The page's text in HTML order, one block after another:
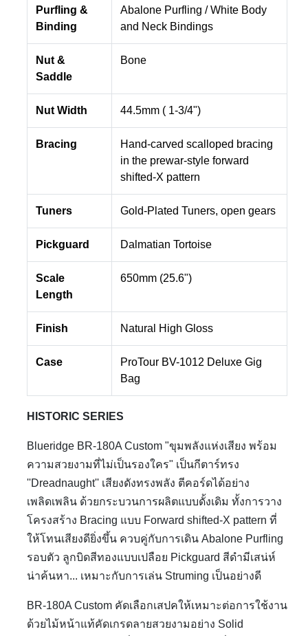
Purfling &
Binding
Abalone Purfling / White Body
and Neck Bindings
Nut &
Saddle
Bone
Nut Width 44.5mm ( 1-3/4")
Bracing
Hand-carved scalloped bracing
in the prewar-style forward
shifted-X pattern
Tuners Gold-Plated Tuners, open gears
Pickguard Dalmatian Tortoise
Scale
Length
650mm (25.6")
Finish Natural High Gloss
Case
ProTour BV-1012 Deluxe Gig
Bag
HISTORIC SERIES
Blueridge BR-180A Custom "ขุมพลังแห่งเสียง พร้อม
ความสวยงามที่ไม่เป็นรองใคร" เป็นกีตาร์ทรง
''Dreadnaught'' เสียงดังทรงพลัง ตีคอร์ดได้อย่าง
เพลิดเพลิน ด้วยกระบวนการผลิตแบบดั้งเดิม ทั้งการวาง
โครงสร้าง Bracing แบบ Forward shifted-X pattern ที่
ให้โทนเสียงดียิ่งขึ้น ควบคู่กับการเดิน Abalone Purfling
รอบตัว ลูกบิดสีทองแบบเปลือย Pickguard สีดำมีเสน่ห์
น่าค้นหา... เหมาะกับการเล่น Struming เป็นอย่างดี
BR-180A Custom คัดเลือกเสปคให้เหมาะต่อการใช้งาน
ด้วยไม้หน้าแท้คัดเกรดลายสวยงามอย่าง Solid